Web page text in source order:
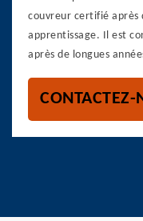
couvreur certifié après
apprentissage. Il est
après de longues
CONTACTEZ-